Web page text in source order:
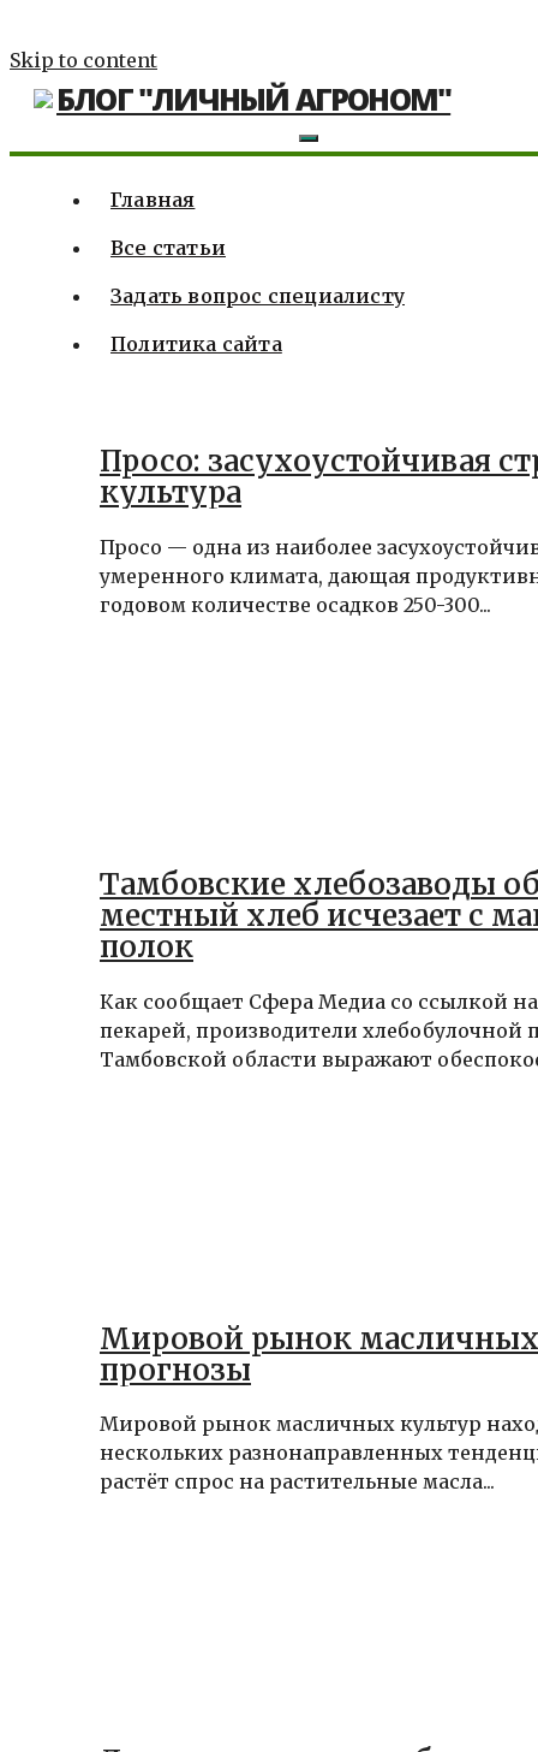
Skip to content
БЛОГ "ЛИЧНЫЙ АГРОНОМ"
Главная
Все статьи
Задать вопрос специалисту
Политика сайта
Просо: засухоустойчивая
культура
Просо — одна из наиболее
умеренного климата, дающая
годовом количестве осадков 250-300...
Тамбовские хлебозаводы
местный хлеб исчезает с
полок
Как сообщает Сфера Медиа со ссылкой
пекарей, производители хлебобулочной
Тамбовской области выражают
Мировой рынок
прогнозы
Мировой рынок масличных культур
нескольких разнонаправленных
растёт спрос на растительные масла...